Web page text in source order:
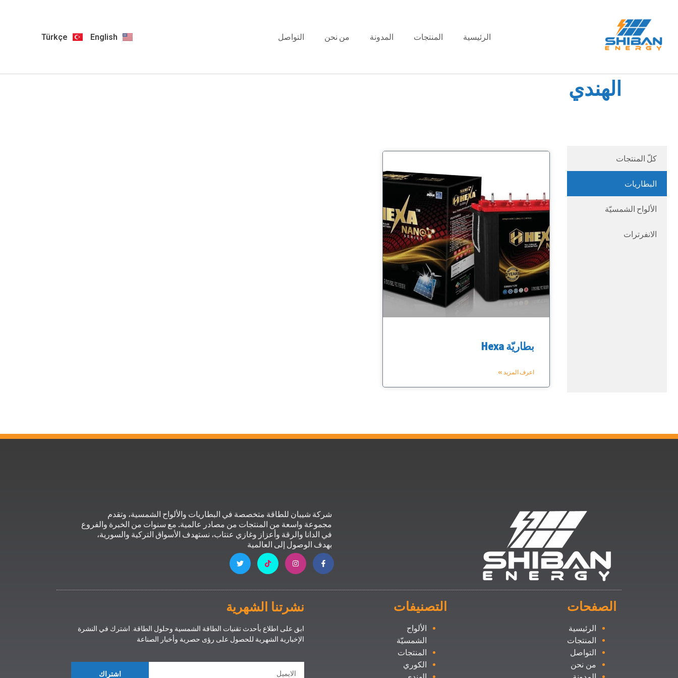
الرئيسية المنتجات المدونة من نحن التواصل English
Türkçe
الهندي
كلّ المنتجات
البطاريات
الألواح الشمسيّة
الانفرترات
بطاريّة Hexa
اعرف المزيد »
شركة شيبان للطاقة متخصصة في البطاريات والألواح الشمسية، وتقدم
مجموعة واسعة من المنتجات من مصادر عالمية. مع سنوات من الخبرة والفروع
في الدانا والرقة وأعزاز وغازي عنتاب، نستهدف الأسواق التركية والسورية،
بهدف الوصول إلى العالمية
الصفحات
الرئيسية
المنتجات
التواصل
من نحن
التصنيفات
الألواح
الشمسيّة
المنتجات
الكوري
نشرتنا الشهرية
ابق على اطلاع بأحدث تقنيات الطاقة الشمسية وحلول الطاقة. اشترك في النشرة
الإخبارية الشهرية للحصول على رؤى حصرية وأخبار الصناعة
اشتراك